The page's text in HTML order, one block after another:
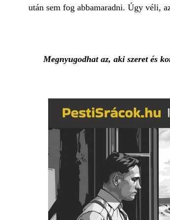
után sem fog abbamaradni. Úgy véli,
Megnyugodhat az, aki szeret és